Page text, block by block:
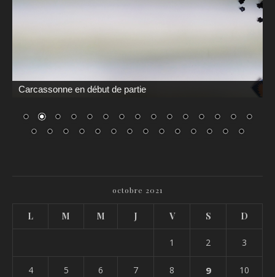
Carcassonne en début de partie
octobre 2021
L M M J V S D
1 2 3
4 5 6 7 8 9 10